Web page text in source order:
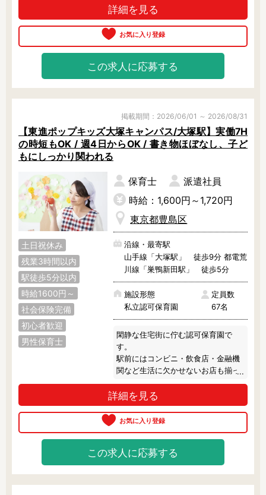
詳細を見る
この求人に応募する
掲載期間：2026/06/01 ～ 2026/08/31
【東進ポップキッズ大塚キャンパス/大塚駅】実働7H
の時短もOK / 週4日からOK / 書き物ほぼなし、子ど
もにしっかり関われる
土日祝休み
残業3時間以内
駅徒歩5分以内
時給1600円～
社会保険完備
初心者歓迎
男性保育士
保育士
派遣社員
時給：1,600円～1,720円
東京都豊島区
沿線・最寄駅
山手線「大塚駅」 徒歩9分 都電荒
川線「巣鴨新田駅」 徒歩5分
施設形態
私立認可保育園
定員数
67名
閑静な住宅街に佇む認可保育園で
す。
駅前にはコンビニ・飲食店・金融機
関など生活に欠かせないお店も揃っ
ており、出勤・退勤時の買い物も非
常に便利な環境です。
系列に幼稚舎や学習塾等を運営して
いることもあり、保育園でありなが
供しています。
知能開発・英語・体操・化学・美
術・リトミック（音楽）などなど、
「遊育」「遊学」という考え方のも
詳細を見る
この求人に応募する